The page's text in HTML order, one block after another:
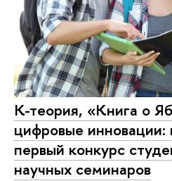
К-теория, «Книга о
цифровые инновации:
первый конкурс
научных семинаров